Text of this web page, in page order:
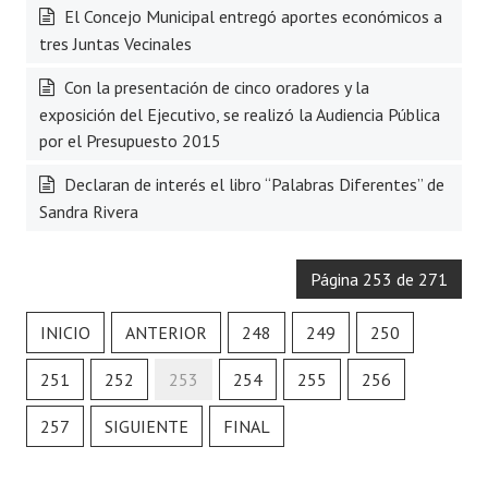
El Concejo Municipal entregó aportes económicos a
tres Juntas Vecinales
Con la presentación de cinco oradores y la
exposición del Ejecutivo, se realizó la Audiencia Pública
por el Presupuesto 2015
Declaran de interés el libro “Palabras Diferentes” de
Sandra Rivera
Página 253 de 271
INICIO ANTERIOR 248 249 250
251 252 253 254 255 256
257 SIGUIENTE FINAL